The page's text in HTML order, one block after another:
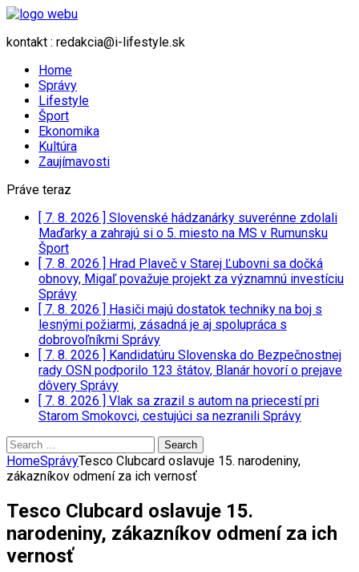
kontakt : redakcia@i-lifestyle.sk
Home
Správy
Lifestyle
Šport
Ekonomika
Kultúra
Zaujímavosti
Práve teraz
[ 7. 8. 2026 ] Slovenské hádzanárky suverénne zdolali
Maďarky a zahrajú si o 5. miesto na MS v Rumunsku
Šport
[ 7. 8. 2026 ] Hrad Plaveč v Starej Ľubovni sa dočká
obnovy, Migaľ považuje projekt za významnú investíciu
Správy
[ 7. 8. 2026 ] Hasiči majú dostatok techniky na boj s
lesnými požiarmi, zásadná je aj spolupráca s
dobrovoľníkmi Správy
[ 7. 8. 2026 ] Kandidatúru Slovenska do Bezpečnostnej
rady OSN podporilo 123 štátov, Blanár hovorí o prejave
dôvery Správy
[ 7. 8. 2026 ] Vlak sa zrazil s autom na priecestí pri
Starom Smokovci, cestujúci sa nezranili Správy
Search
for:
HomeSprávyTesco Clubcard oslavuje 15. narodeniny,
zákazníkov odmení za ich vernosť
Tesco Clubcard oslavuje 15.
narodeniny, zákazníkov odmení za ich
vernosť